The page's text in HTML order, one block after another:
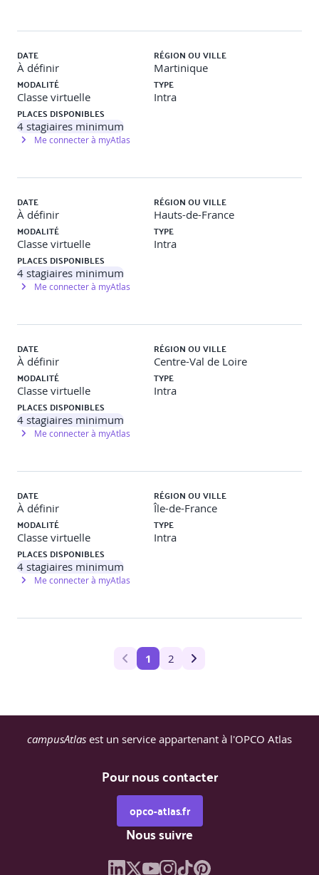
DATE
À définir
RÉGION OU VILLE
Martinique
MODALITÉ
Classe virtuelle
TYPE
Intra
PLACES DISPONIBLES
4 stagiaires minimum
Me connecter à myAtlas
DATE
À définir
RÉGION OU VILLE
Hauts-de-France
MODALITÉ
Classe virtuelle
TYPE
Intra
PLACES DISPONIBLES
4 stagiaires minimum
Me connecter à myAtlas
DATE
À définir
RÉGION OU VILLE
Centre-Val de Loire
MODALITÉ
Classe virtuelle
TYPE
Intra
PLACES DISPONIBLES
4 stagiaires minimum
Me connecter à myAtlas
DATE
À définir
RÉGION OU VILLE
Île-de-France
MODALITÉ
Classe virtuelle
TYPE
Intra
PLACES DISPONIBLES
4 stagiaires minimum
Me connecter à myAtlas
1 2
campusAtlas est un service appartenant à l'OPCO Atlas
Pour nous contacter
opco-atlas.fr
Nous suivre